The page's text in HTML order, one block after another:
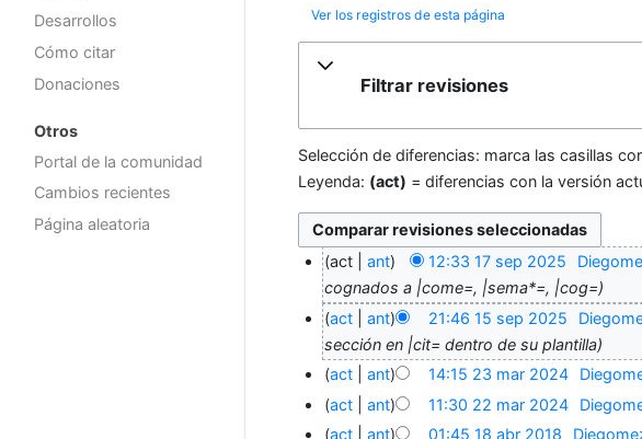
Desarrollos
Cómo citar
Donaciones
Otros
Portal de la comunidad
Cambios recientes
Página aleatoria
Ver los registros de esta página
Filtrar revisiones
Selección de diferencias: marca las casillas
Leyenda: (act) = diferencias con la versión
act ant 12:33 17 sep 2025
cognados a |come=, |sema*=, |cog=
act
ant 21:46 15 sep 2025
sección en |cit= dentro de su plantilla
act
ant 14:15 23 mar 2024
act
ant 11:30 22 mar 2024
act
ant 01:45 18 abr 2018